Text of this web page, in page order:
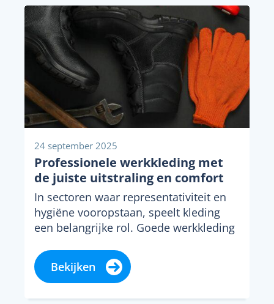
24 september 2025
Professionele werkkleding met
de juiste uitstraling en comfort
In sectoren waar representativiteit en
hygiëne vooropstaan, speelt kleding
een belangrijke rol. Goede werkkleding
Bekijken